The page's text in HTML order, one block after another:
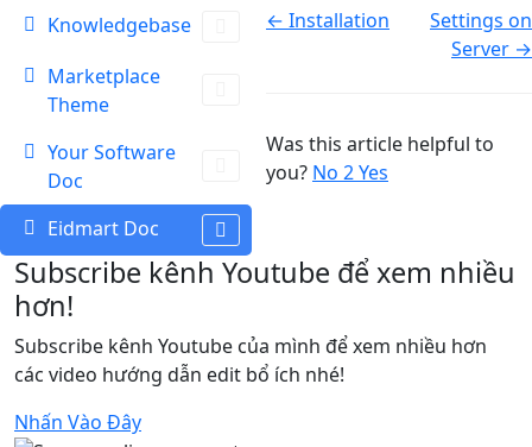
Knowledgebase
Marketplace
Theme
Your Software
Doc
Eidmart Doc
Doc
← Installation
Settings on
Server →
Was this article helpful to
you? No 2Yes
Subscribe kênh Youtube để xem nhiều
hơn!
Subscribe kênh Youtube của mình để xem nhiều hơn
các video hướng dẫn edit bổ ích nhé!
Nhấn Vào Đây